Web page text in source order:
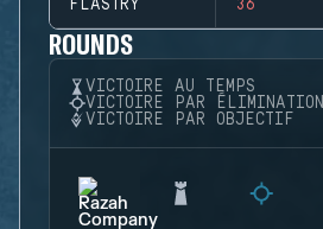
FLASTRY 36
ROUNDS
VICTOIRE AU TEMPS
VICTOIRE PAR ÉLIMINATION
VICTOIRE PAR OBJECTIF